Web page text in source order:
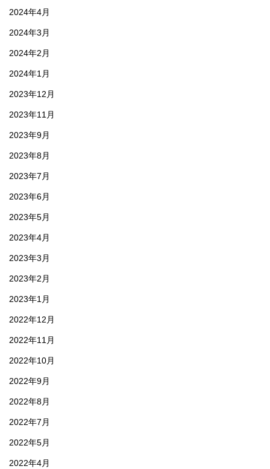
2024年4月
2024年3月
2024年2月
2024年1月
2023年12月
2023年11月
2023年9月
2023年8月
2023年7月
2023年6月
2023年5月
2023年4月
2023年3月
2023年2月
2023年1月
2022年12月
2022年11月
2022年10月
2022年9月
2022年8月
2022年7月
2022年5月
2022年4月